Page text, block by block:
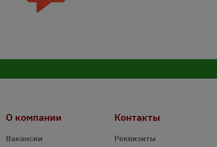
О компании
Вакансии
Контакты
Реквизиты